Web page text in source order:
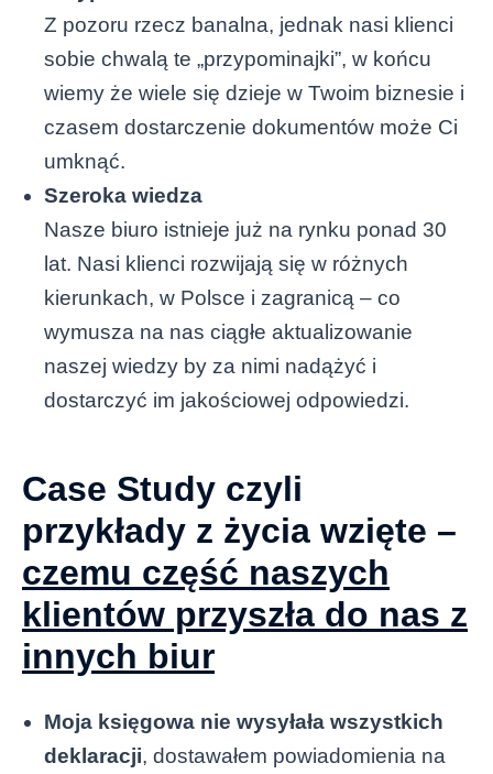
Z pozoru rzecz banalna, jednak nasi klienci
sobie chwalą te „przypominajki”, w końcu
wiemy że wiele się dzieje w Twoim biznesie i
czasem dostarczenie dokumentów może Ci
umknąć.
Szeroka wiedza
Nasze biuro istnieje już na rynku ponad 30
lat. Nasi klienci rozwijają się w różnych
kierunkach, w Polsce i zagranicą – co
wymusza na nas ciągłe aktualizowanie
naszej wiedzy by za nimi nadążyć i
dostarczyć im jakościowej odpowiedzi.
Case Study czyli
przykłady z życia wzięte –
czemu część naszych
klientów przyszła do nas z
innych biur
Moja księgowa nie wysyłała wszystkich
deklaracji, dostawałem powiadomienia na